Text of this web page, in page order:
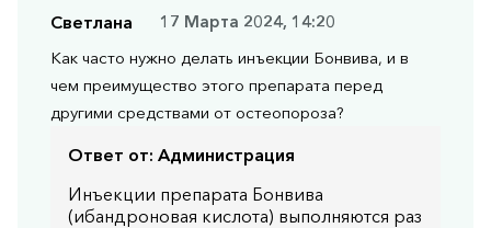
Светлана
17 Марта 2024, 14:20
Как часто нужно делать инъекции Бонвива, и в
чем преимущество этого препарата перед
другими средствами от остеопороза?
Ответ от: Администрация
Инъекции препарата Бонвива
(ибандроновая кислота) выполняются раз